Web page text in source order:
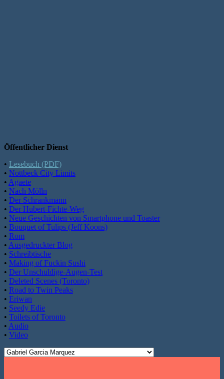
Öffentlicher Dienst
• Lesebuch (PDF)
• Nottbeck City Limits
• Agaete
• Nach Mölln
• Der Schrankmann
• Der Hubert-Fichte-Weg
• Neue Geschichten von Smartphone und Toaster
• Bouquet of Tulips (Jeff Koons)
• Rom
• Ausgedruckter Blog
• Schreibtische
• Making of Fuckin Sushi
• Der Unschuldige-Augen-Test
• Deleted Scenes (Toronto)
• Road to Twin Peaks
• Eriwan
• Seedy Edie
• Toilets of Toronto
• Audio
• Video